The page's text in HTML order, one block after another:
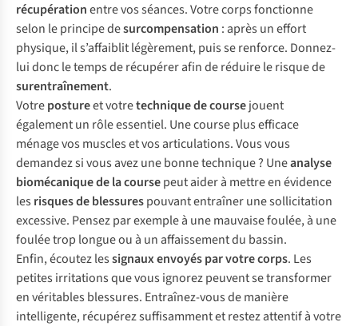
récupérationentre vos séances. Votre corps fonctionne
selon le principe desurcompensation : après un effort
physique, il s’affaiblit légèrement, puis se renforce. Donnez-
lui donc le temps de récupérer afin de réduire le risque de
surentraînement.
Votrepostureet votretechnique de coursejouent
également un rôle essentiel. Une course plus efficace
ménage vos muscles et vos articulations. Vous vous
demandez si vous avez une bonne technique ? Uneanalyse
biomécanique de la coursepeut aider à mettre en évidence
les risques de blessurespouvant entraîner une sollicitation
excessive. Pensez par exemple à une mauvaise foulée, à une
foulée trop longue ou à un affaissement du bassin.
Enfin, écoutez lessignaux envoyés par votre corps. Les
petites irritations que vous ignorez peuvent se transformer
en véritables blessures. Entraînez-vous de manière
intelligente, récupérez suffisamment et restez attentif à votre